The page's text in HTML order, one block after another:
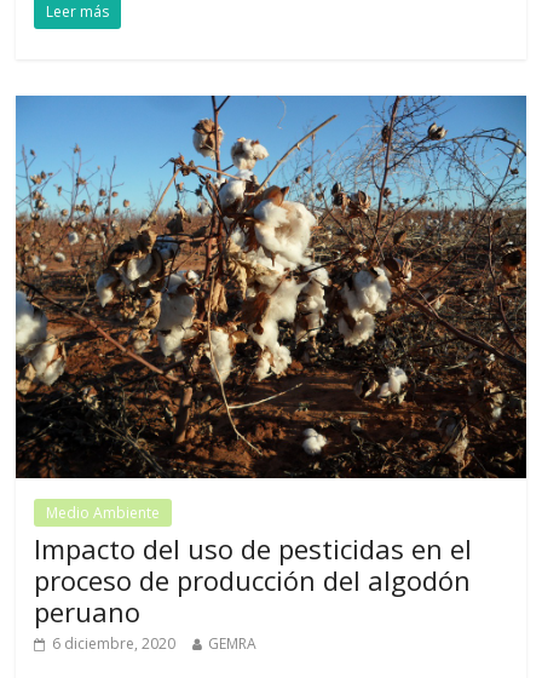
Leer más
Medio Ambiente
Impacto del uso de pesticidas en el
proceso de producción del algodón
peruano
6 diciembre, 2020 GEMRA